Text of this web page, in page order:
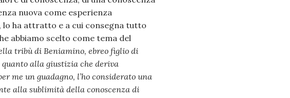
nuova come esperienza
lo ha attratto e a cui consegna tutto
abbiamo scelto come tema del
tribù di Beniamino, ebreo figlio di
quanto alla giustizia che deriva
me un guadagno, l’ho considerato una
alla sublimità della conoscenza di